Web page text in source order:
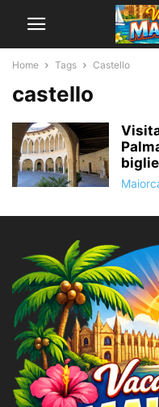
Home Tags Castello
castello